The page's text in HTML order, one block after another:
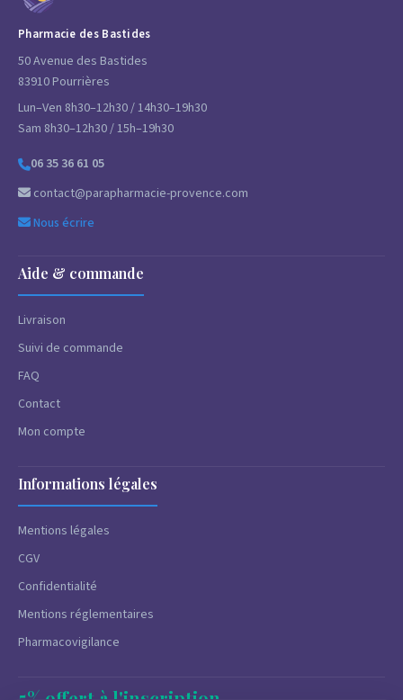
Pharmacie des Bastides
50 Avenue des Bastides
83910 Pourrières
Lun–Ven 8h30–12h30 / 14h30–19h30
Sam 8h30–12h30 / 15h–19h30
06 35 36 61 05
contact@parapharmacie-provence.com
Nous écrire
Aide & commande
Livraison
Suivi de commande
FAQ
Contact
Mon compte
Informations légales
Mentions légales
CGV
Confidentialité
Mentions réglementaires
Pharmacovigilance